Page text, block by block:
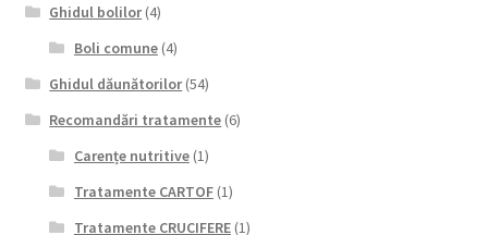
Ghidul bolilor(4)
Boli comune(4)
Ghidul dăunătorilor(54)
Recomandări tratamente (6)
Carențe nutritive(1)
Tratamente CARTOF(1)
Tratamente CRUCIFERE(1)